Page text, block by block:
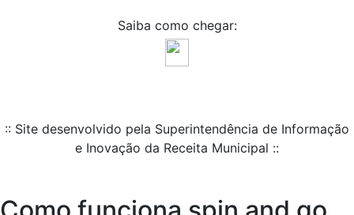
Saiba como chegar:
:: Site desenvolvido pela Superintendência de Informação
e Inovação da Receita Municipal ::